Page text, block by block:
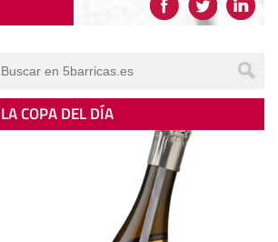
LA COPA DEL DÍA